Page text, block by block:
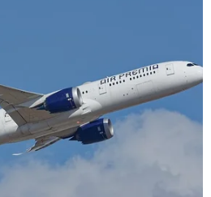
Siết chặt
hài cốt liệt sỹ